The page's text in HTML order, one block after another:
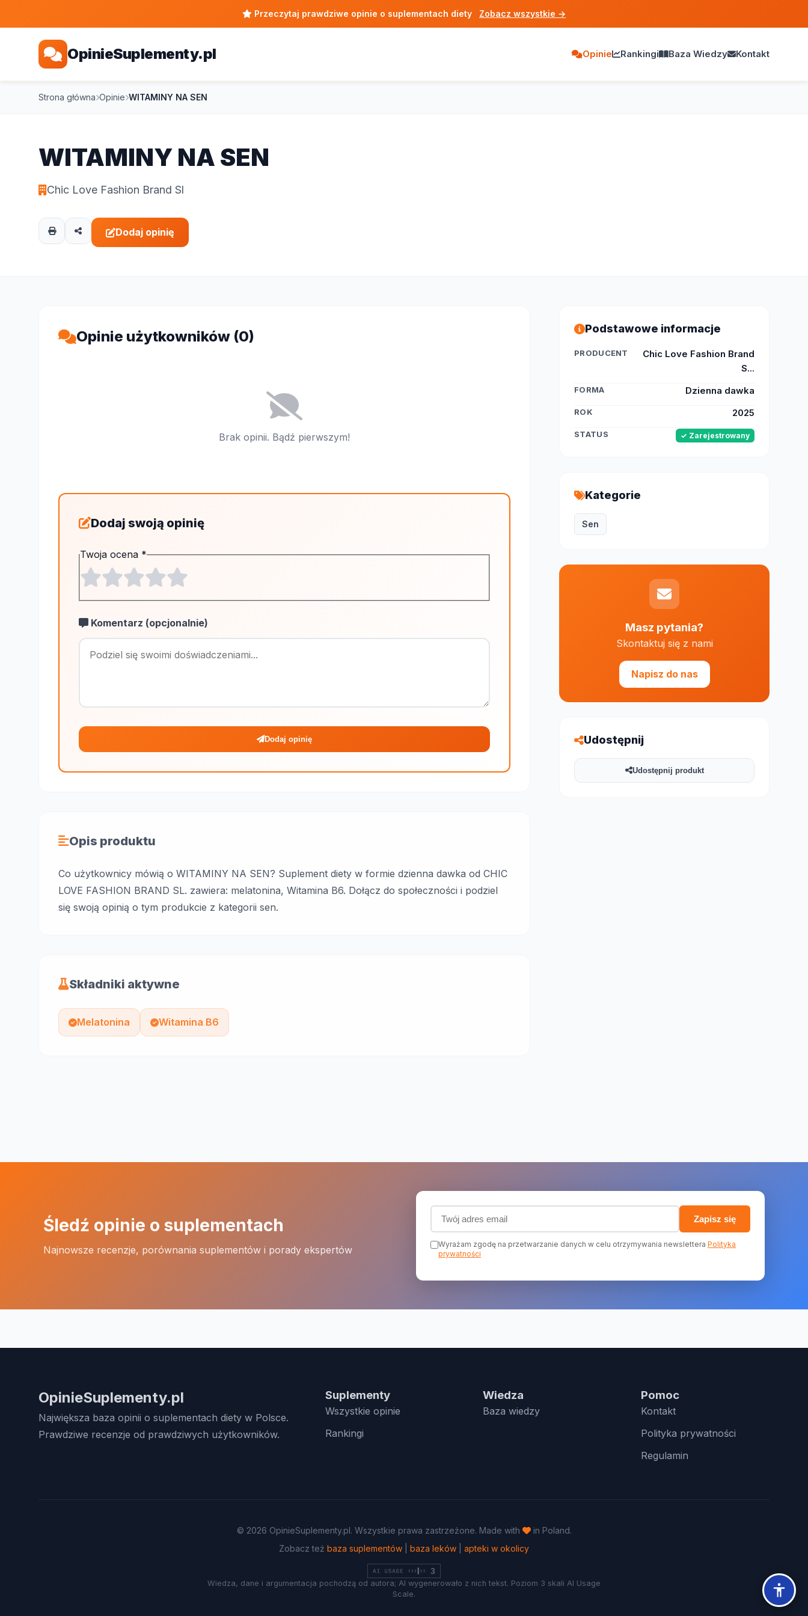
Przeczytaj prawdziwe opinie o suplementach diety Zobacz wszystkie →
OpinieSuplementy.pl Opinie Rankingi Baza Wiedzy Kontakt
Strona główna Opinie WITAMINY NA SEN
WITAMINY NA SEN
Chic Love Fashion Brand Sl
Dodaj opinię
Opinie użytkowników (0)
Brak opinii. Bądź pierwszym!
Dodaj swoją opinię
Twoja ocena *
Komentarz (opcjonalnie)
Maksymalnie 1000 znaków
Dodaj opinię
Opis produktu
Co użytkownicy mówią o WITAMINY NA SEN? Suplement diety w formie dzienna dawka od CHIC
LOVE FASHION BRAND SL. zawiera: melatonina, Witamina B6. Dołącz do społeczności i podziel
się swoją opinią o tym produkcie z kategorii sen.
Składniki aktywne
Melatonina Witamina B6
Podstawowe informacje
PRODUCENT
Chic Love Fashion Brand
S...
FORMA Dzienna dawka
ROK 2025
STATUS ✓ Zarejestrowany
Kategorie
Sen
Masz pytania?
Skontaktuj się z nami
Napisz do nas
Udostępnij
Udostępnij produkt
Śledź opinie o suplementach
Najnowsze recenzje, porównania suplementów i porady ekspertów
Adres email (wymagany)
Zapisz się
Wyrażam zgodę na przetwarzanie danych w celu otrzymywania newslettera Polityka
prywatności
OpinieSuplementy.pl
Największa baza opinii o suplementach diety w Polsce.
Prawdziwe recenzje od prawdziwych użytkowników.
Suplementy
Wszystkie opinie
Rankingi
Wiedza
Baza wiedzy
Pomoc
Kontakt
Polityka prywatności
Regulamin
© 2026 OpinieSuplementy.pl. Wszystkie prawa zastrzeżone. Made with
in Poland.
Zobacz też baza suplementów baza leków apteki w okolicy
Wiedza, dane i argumentacja pochodzą od autora; AI wygenerowało z nich tekst. Poziom 3 skali AI Usage
Scale.